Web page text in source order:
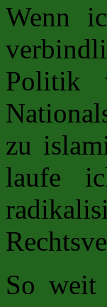
Wenn
Politik
zu
laufe
So weit